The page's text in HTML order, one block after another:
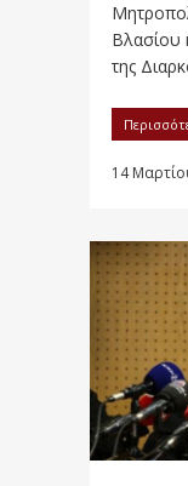
Βλασίου
της
14